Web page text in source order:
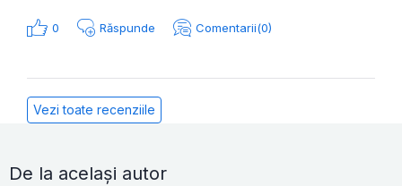
0 Răspunde Comentarii(0)
Vezi toate recenziile
De la același autor